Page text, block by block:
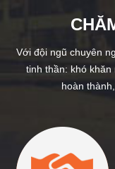
Với đội ngũ chuyên
tinh thần: khó
hoàn